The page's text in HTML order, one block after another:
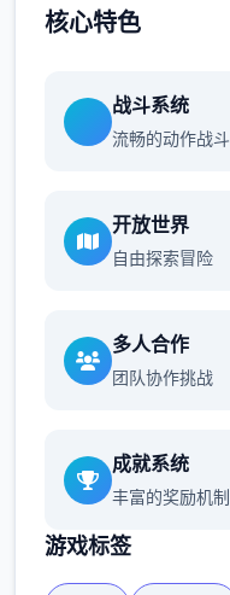
核心特色
战斗系统
流畅的动作战斗
开放世界
自由探索冒险
多人合作
团队协作挑战
成就系统
丰富的奖励机制
游戏标签